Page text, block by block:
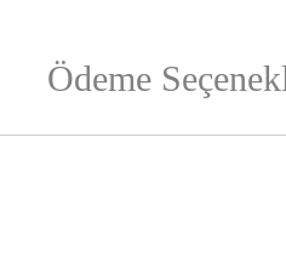
Ödeme